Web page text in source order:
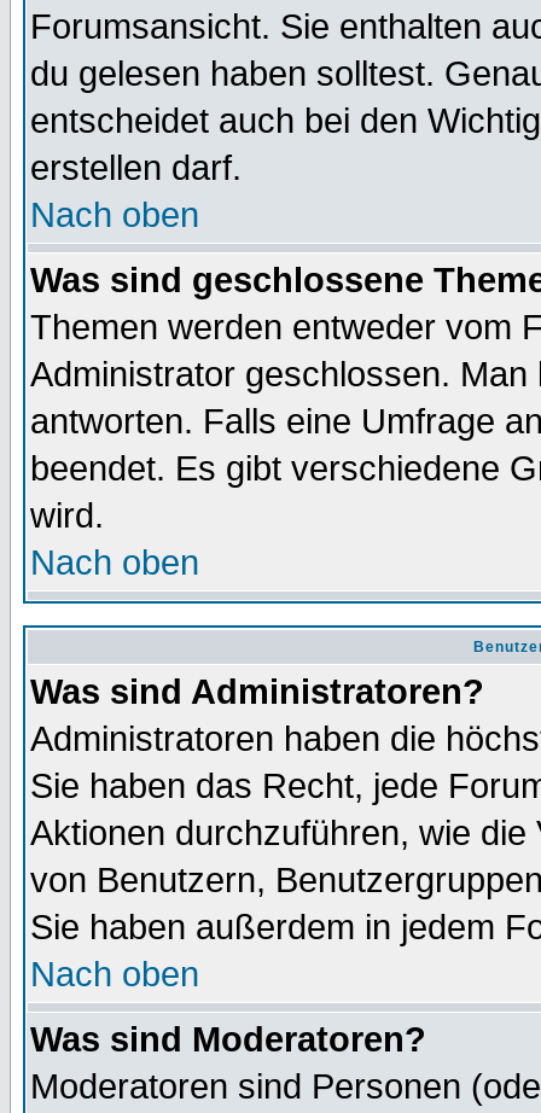
Forumsansicht. Sie enthalten
du gelesen haben solltest.
entscheidet auch bei den
erstellen darf.
Nach oben
Was sind geschlossene
Themen werden entweder vom
Administrator geschlossen.
antworten. Falls eine Umfrage
beendet. Es gibt verschiedene
wird.
Nach oben
Was sind Administratoren?
Administratoren haben die
Sie haben das Recht, jede
Aktionen durchzuführen, wie
von Benutzern,
Sie haben außerdem in jedem
Nach oben
Was sind Moderatoren?
Moderatoren sind Personen